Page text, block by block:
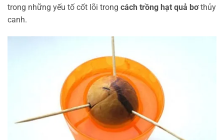
trong những yếu tố cốt lõi trong cách trồng hạt quả bơthủy
canh.